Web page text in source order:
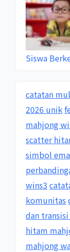
Siswa
catatan
2026 unik
mahjong
scatter
simbol
wins3
komunitas
dan
hitam
mahjong